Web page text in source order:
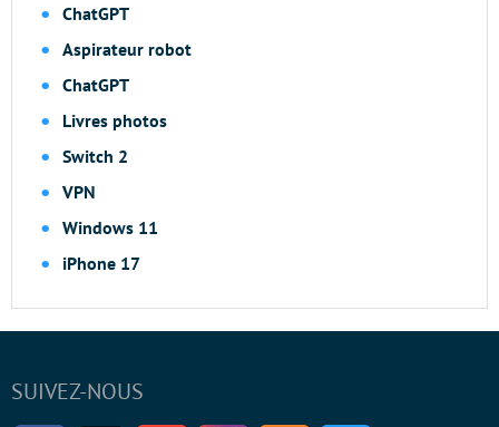
ChatGPT
Aspirateur robot
ChatGPT
Livres photos
Switch 2
VPN
Windows 11
iPhone 17
SUIVEZ-NOUS